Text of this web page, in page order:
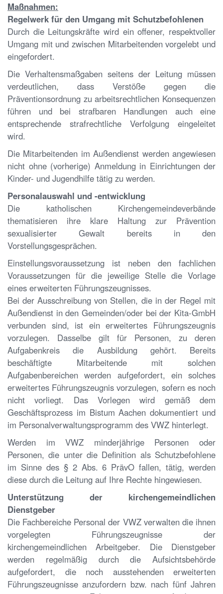
Maßnahmen:
Regelwerk für den Umgang mit Schutzbefohlenen
Durch die Leitungskräfte wird ein offener, respektvoller
Umgang mit und zwischen Mitarbeitenden vorgelebt und
eingefordert.
Die Verhaltensmaßgaben seitens der Leitung müssen
verdeutlichen, dass Verstöße gegen die
Präventionsordnung zu arbeitsrechtlichen Konsequenzen
führen und bei strafbaren Handlungen auch eine
entsprechende strafrechtliche Verfolgung eingeleitet
wird.
Die Mitarbeitenden im Außendienst werden angewiesen
nicht ohne (vorherige) Anmeldung in Einrichtungen der
Kinder- und Jugendhilfe tätig zu werden.
Personalauswahl und -entwicklung
Die katholischen Kirchengemeindeverbände
thematisieren ihre klare Haltung zur Prävention
sexualisierter Gewalt bereits in den
Vorstellungsgesprächen.
Einstellungsvoraussetzung ist neben den fachlichen
Voraussetzungen für die jeweilige Stelle die Vorlage
eines erweiterten Führungszeugnisses.
Bei der Ausschreibung von Stellen, die in der Regel mit
Außendienst in den Gemeinden/oder bei der Kita-GmbH
verbunden sind, ist ein erweitertes Führungszeugnis
vorzulegen. Dasselbe gilt für Personen, zu deren
Aufgabenkreis die Ausbildung gehört. Bereits
beschäftigte Mitarbeitende mit solchen
Aufgabenbereichen werden aufgefordert, ein solches
erweitertes Führungszeugnis vorzulegen, sofern es noch
nicht vorliegt. Das Vorlegen wird gemäß dem
Geschäftsprozess im Bistum Aachen dokumentiert und
im Personalverwaltungsprogramm des VWZ hinterlegt.
Werden im VWZ minderjährige Personen oder
Personen, die unter die Definition als Schutzbefohlene
im Sinne des § 2 Abs. 6 PrävO fallen, tätig, werden
diese durch die Leitung auf Ihre Rechte hingewiesen.
Unterstützung der kirchengemeindlichen
Dienstgeber
Die Fachbereiche Personal der VWZ verwalten die ihnen
vorgelegten Führungszeugnisse der
kirchengemeindlichen Arbeitgeber. Die Dienstgeber
werden regelmäßig durch die Aufsichtsbehörde
aufgefordert, die noch ausstehenden erweiterten
Führungszeugnisse anzufordern bzw. nach fünf Jahren